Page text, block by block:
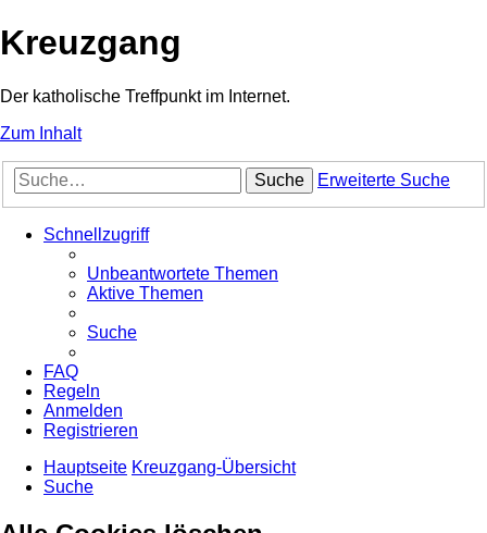
Kreuzgang
Der katholische Treffpunkt im Internet.
Zum Inhalt
Suche Erweiterte Suche
Schnellzugriff
Unbeantwortete Themen
Aktive Themen
Suche
FAQ
Regeln
Anmelden
Registrieren
Hauptseite Kreuzgang-Übersicht
Suche